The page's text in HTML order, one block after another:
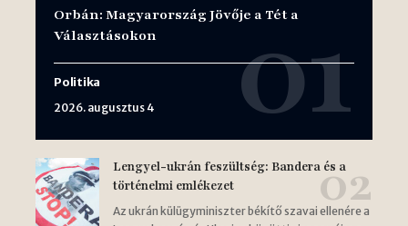
Orbán: Magyarország Jövője a Tét a
Választásokon
Politika
2026. augusztus 4
Lengyel-ukrán feszültség: Bandera és a
történelmi emlékezet
Az ukrán külügyminiszter békítő szavai ellenére a